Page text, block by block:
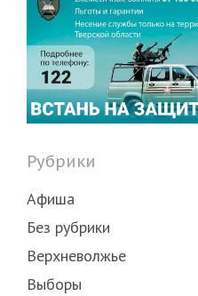
Рубрики
Афиша
Без рубрики
Верхневолжье
Выборы